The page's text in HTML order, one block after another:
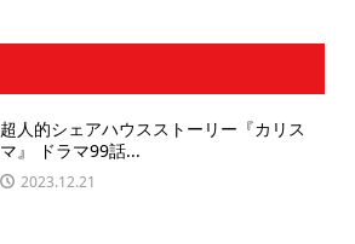
超人的シェアハウスストーリー『カリス
マ』 ドラマ99話...
2023.12.21